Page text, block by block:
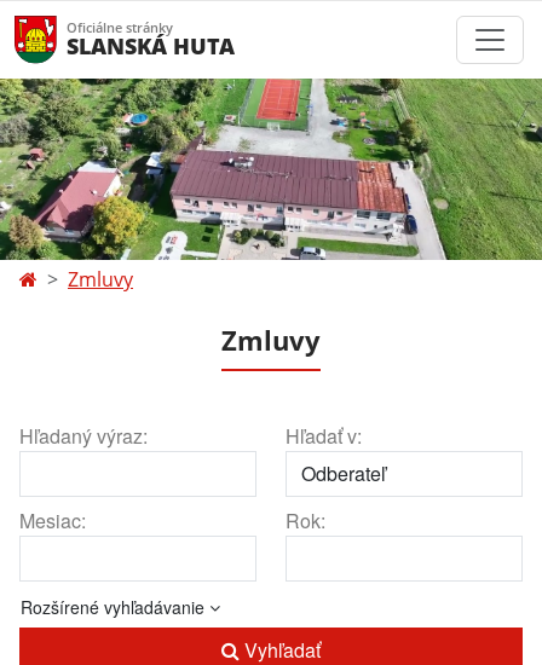
Oficiálne stránky
SLANSKÁ HUTA
Zmluvy
Zmluvy
Hľadaný výraz: Hľadať v:
Mesiac: Rok:
Rozšírené vyhľadávanie
Vyhľadať